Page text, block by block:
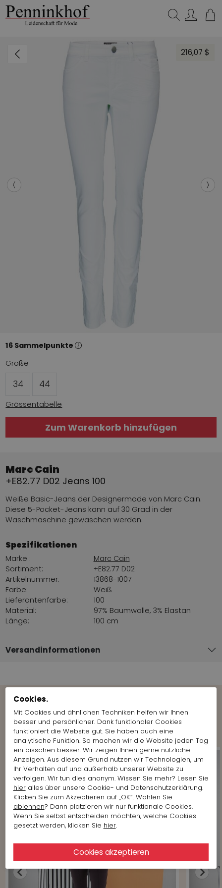
216,07 $
16 Sammelpunkte
Größe
34 44
Grössentabelle
Zum Warenkorb hinzufügen
Marc Cain
+E82.77 D02 Jeans 100
Weiße Basic-Jeans der Designermode von Marc Cain.
Diese 5-Pocket-Jeans kann auf 30 Grad in der
Waschmaschine gewaschen werden.
Spezifikationen
Marke :
Marc Cain
Sortiment:
+E82.77 D02
Artikelnummer:
13868-1007
Farbe:
Weiß
Lieferantenfarbe:
100
Material:
97% Baumwolle, 3% Elastan
Länge:
100 cm
Versandinformationen
Weitere Looks der Marke anzeigen
Marc Cain
Cookies.
Mit Cookies und ähnlichen Techniken helfen wir Ihnen
besser und persönlicher. Dank funktionaler Cookies
funktioniert die Website gut. Sie haben auch eine
analytische Funktion. So machen wir die Website jeden Tag
ein bisschen besser. Wir zeigen Ihnen gerne nützliche
Anzeigen. Aus diesem Grund nutzen wir Technologien, um
Ihr Verhalten auf und außerhalb unserer Website zu
verfolgen. Wir tun dies anonym. Wissen Sie mehr? Lesen Sie
hieralles über unsere Cookie- und Datenschutzerklärung.
Klicken Sie zum Akzeptieren auf „OK“. Wählen Sie
ablehnen? Dann platzieren wir nur funktionale Cookies.
Wenn Sie selbst entscheiden möchten, welche Cookies
gesetzt werden, klicken Sie hier.